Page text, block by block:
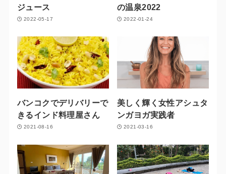
ジュース
2022-05-17
の温泉2022
2022-01-24
バンコクでデリバリーで
きるインド料理屋さん
2021-08-16
美しく輝く女性アシュタ
ンガヨガ実践者
2021-03-16